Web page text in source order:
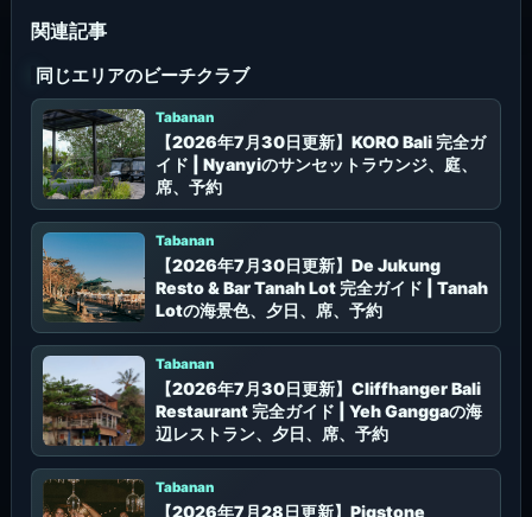
同じエリアのビーチクラブ
Tabanan
【2026年7月30日更新】KORO Bali 完全ガ
イド | Nyanyiのサンセットラウンジ、庭、
席、予約
Tabanan
【2026年7月30日更新】De Jukung
Resto & Bar Tanah Lot 完全ガイド | Tanah
Lotの海景色、夕日、席、予約
Tabanan
【2026年7月30日更新】Cliffhanger Bali
Restaurant 完全ガイド | Yeh Ganggaの海
辺レストラン、夕日、席、予約
Tabanan
【2026年7月28日更新】Pigstone